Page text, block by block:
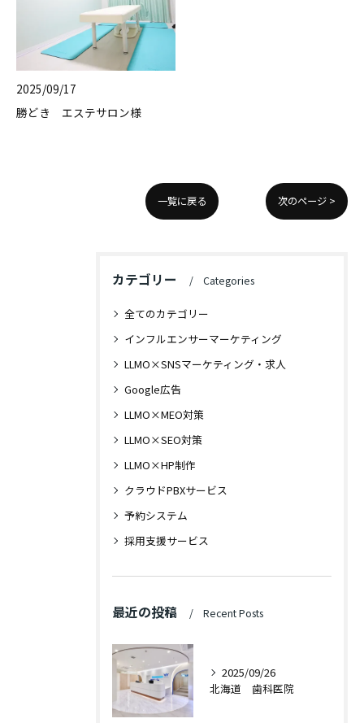
2025/09/17
勝どき エステサロン様
一覧に戻る 次のページ >
カテゴリー Categories
全てのカテゴリー
インフルエンサーマーケティング
LLMO×SNSマーケティング・求人
Google広告
LLMO×MEO対策
LLMO×SEO対策
LLMO×HP制作
クラウドPBXサービス
予約システム
採用支援サービス
最近の投稿 Recent Posts
2025/09/26
北海道 歯科医院